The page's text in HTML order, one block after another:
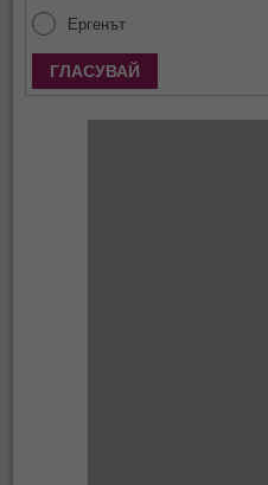
Ергенът